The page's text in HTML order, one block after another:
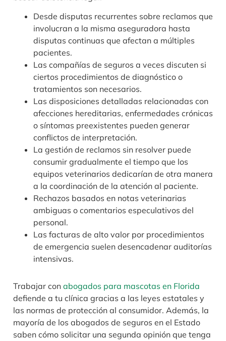
Desde disputas recurrentes sobre reclamos que
involucran a la misma aseguradora hasta
disputas continuas que afectan a múltiples
pacientes.
Las compañías de seguros a veces discuten si
ciertos procedimientos de diagnóstico o
tratamientos son necesarios.
Las disposiciones detalladas relacionadas con
afecciones hereditarias, enfermedades crónicas
o síntomas preexistentes pueden generar
conflictos de interpretación.
La gestión de reclamos sin resolver puede
consumir gradualmente el tiempo que los
equipos veterinarios dedicarían de otra manera
a la coordinación de la atención al paciente.
Rechazos basados en notas veterinarias
ambiguas o comentarios especulativos del
personal.
Las facturas de alto valor por procedimientos
de emergencia suelen desencadenar auditorías
intensivas.
Trabajar con abogados para mascotas en Florida
defiende a tu clínica gracias a las leyes estatales y
las normas de protección al consumidor. Además, la
mayoría de los abogados de seguros en el Estado
saben cómo solicitar una segunda opinión que tenga